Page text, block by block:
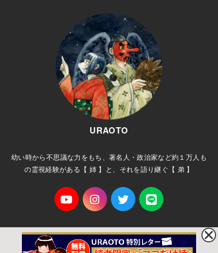
URAOTO
幼い時から不思議な力をもち、著名人・政治家など約１万人も
の霊視経験がある【 姉 】と、それを語り継ぐ【 弟 】
ホーム プライバシーポリシー サイトマップ
お問い合わせ